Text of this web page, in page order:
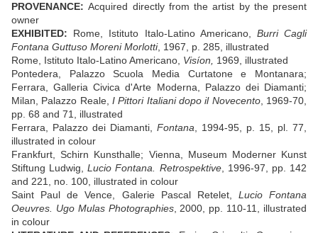
PROVENANCE:Acquired directly from the artist by the present
owner
EXHIBITED: Rome, Istituto Italo-Latino Americano, Burri Cagli
Fontana Guttuso Moreni Morlotti, 1967, p. 285, illustrated
Rome, Istituto Italo-Latino Americano, Visíon, 1969, illustrated
Pontedera, Palazzo Scuola Media Curtatone e Montanara;
Ferrara, Galleria Civica d'Arte Moderna, Palazzo dei Diamanti;
Milan, Palazzo Reale, I Pittori Italiani dopo il Novecento, 1969-70,
pp. 68 and 71, illustrated
Ferrara, Palazzo dei Diamanti, Fontana , 1994-95, p. 15, pl. 77,
illustrated in colour
Frankfurt, Schirn Kunsthalle; Vienna, Museum Moderner Kunst
Stiftung Ludwig,Lucio Fontana. Retrospektive, 1996-97, pp. 142
and 221, no. 100, illustrated in colour
Saint Paul de Vence, Galerie Pascal Retelet, Lucio Fontana
Oeuvres. Ugo Mulas Photographies, 2000, pp. 110-11, illustrated
in colour